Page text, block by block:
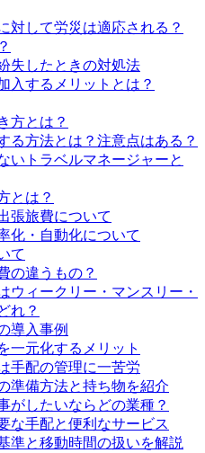
対して労災は適応される？
失したときの対処法
入するメリットとは？
方とは？
る方法とは？注意点はある？
いトラベルマネージャーと
とは？
張旅費について
化・自動化について
て
の違うもの？
ウィークリー・マンスリー・
れ？
導入事例
一元化するメリット
手配の管理に一苦労
準備方法と持ち物を紹介
がしたいならどの業種？
な手配と便利なサービス
準と移動時間の扱いを解説